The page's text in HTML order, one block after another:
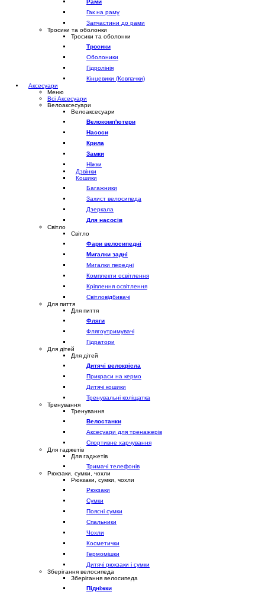
Рами
Гак на раму
Запчастини до рами
Тросики та оболонки
Тросики та оболонки
Тросики
Оболоники
Гідролінія
Кінцевики (Ковпачки)
Аксесуари
Меню
Всі Аксесуари
Велоаксесуари
Велоаксесуари
Велокомп'ютери
Насоси
Крила
Замки
Ніжки
Дзвінки
Кошики
Багажники
Захист велосипеда
Дзеркала
Для насосів
Світло
Світло
Фари велосипедні
Мигалки задні
Мигалки передні
Комплекти освітлення
Кріплення освітлення
Світловідбивачі
Для пиття
Для пиття
Фляги
Флягоутримувачі
Гідратори
Для дітей
Для дітей
Дитячі велокрісла
Прикраси на кермо
Дитячі кошики
Тренувальні коліщатка
Тренування
Тренування
Велостанки
Аксесуари для тренажерів
Спортивне харчування
Для гаджетів
Для гаджетів
Тримачі телефонів
Рюкзаки, сумки, чохли
Рюкзаки, сумки, чохли
Рюкзаки
Сумки
Поясні сумки
Спальники
Чохли
Косметички
Гермомішки
Дитячі рюкзаки і сумки
Зберігання велосипеда
Зберігання велосипеда
Підніжки